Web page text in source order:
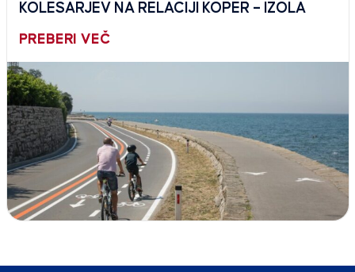
KOLESARJEV NA RELACIJI KOPER – IZOLA
PREBERI VEČ